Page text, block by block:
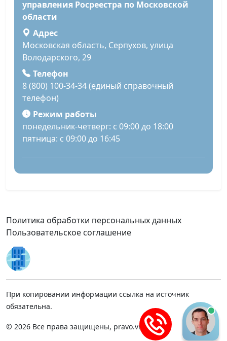
управления Росреестра по Московской
области
Адрес
Московская область, Серпухов, улица
Володарского, 29
Телефон
8 (800) 100-34-34 (единый справочный
телефон)
Режим работы
понедельник-четверг: с 09:00 до 18:00
пятница: с 09:00 до 16:45
Политика обработки персональных данных
Пользовательское соглашение
При копировании информации ссылка на источник
обязательна.
© 2026 Все права защищены, pravo.vnmsk.ru.